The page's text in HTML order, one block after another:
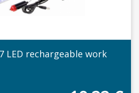
LED rechargeable work